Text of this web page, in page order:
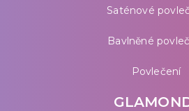
Saténové
Bavlněné
Povlečení